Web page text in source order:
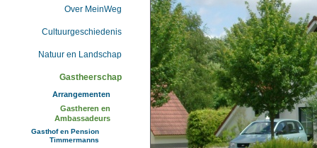
Over MeinWeg
Cultuurgeschiedenis
Natuur en Landschap
Gastheerschap
Arrangementen
Gastheren en
Ambassadeurs
Gasthof en Pension
Timmermanns